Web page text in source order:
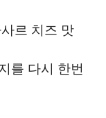
르 치즈 맛
를 다시 한번